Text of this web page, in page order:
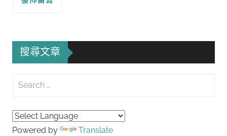
搜尋文章
Search
Powered by Translate